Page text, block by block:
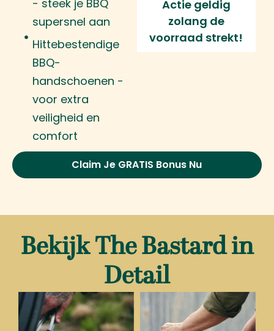
- steek je BBQ
supersnel aan
Hittebestendige
BBQ-
handschoenen -
voor extra
veiligheid en
comfort
Actie geldig
zolang de
voorraad strekt!
Claim Je GRATIS Bonus Nu
Bekijk The Bastard in
Detail